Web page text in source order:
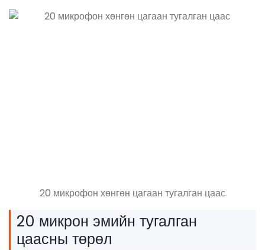
20 микрофон хөнгөн цагаан тугалган цаас
20 микрон эмийн тугалган
цаасны төрөл